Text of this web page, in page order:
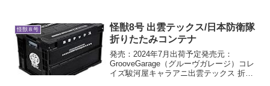
怪獣８号
怪獣8号 出雲テックス/日本防衛隊
折りたたみコンテナ
発売：2024年7月出荷予定発売元：
GrooveGarage（グルーヴガレージ）コレ
イズ駿河屋キャラアニ出雲テックス 折り